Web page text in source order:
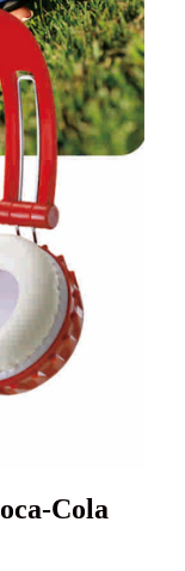
Cola